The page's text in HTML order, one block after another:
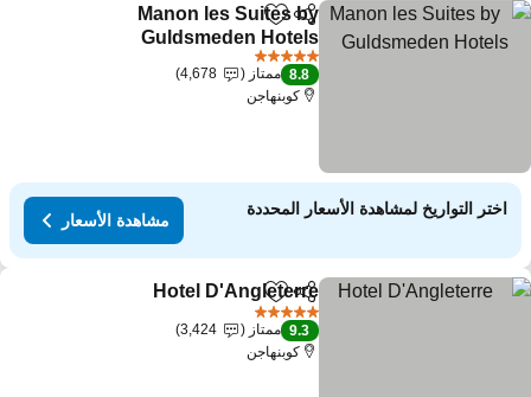
مشاركةAdd to favorites
Manon les Suites by
Guldsmeden Hotels
8.8 ممتاز
4,678
كوبنهاجن
اختر التواريخ لمشاهدة الأسعار المحددة
مشاهدة الأسعار
مشاركةAdd to favorites
Hotel D'Angleterre
9.3 ممتاز
3,424
كوبنهاجن